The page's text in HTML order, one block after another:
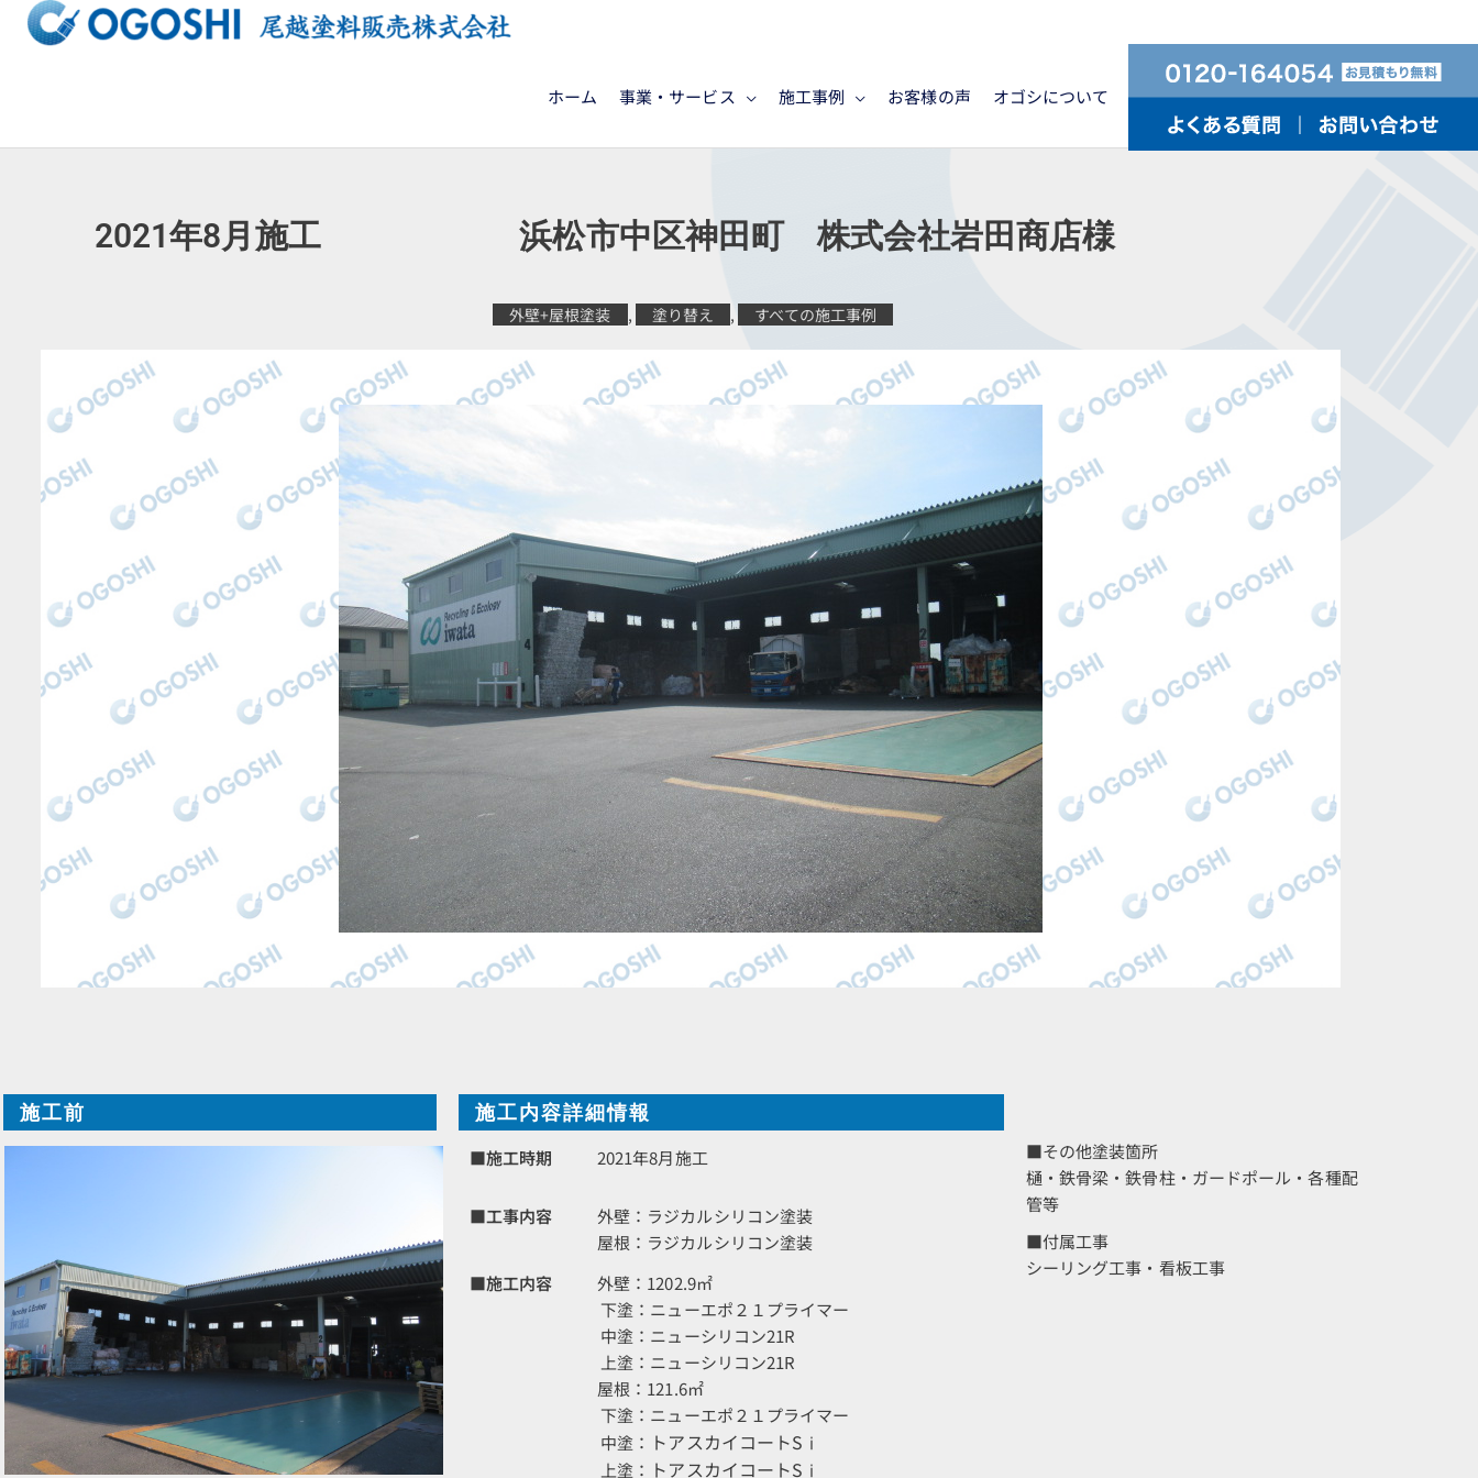
ッ
ホーム 事業・サービス 施工事例 お客様の声 オゴシについて
2021年8月施工 浜松市中区神田町 株式会社岩田商店様
外壁+屋根塗装 , 塗り替え , すべての施工事例
施工前
施工内容詳細情報
■施工時期
2021年8月施工
■工事内容
外壁：ラジカルシリコン塗装
屋根：ラジカルシリコン塗装
■施工内容
外壁：1202.9㎡
下塗：ニューエポ２１プライマー
中塗：ニューシリコン21R
上塗：ニューシリコン21R
屋根：121.6㎡
下塗：ニューエポ２１プライマー
中塗： トアスカイコートSⅰ
上塗： トアスカイコートSⅰ
■その他塗装箇所
樋・鉄骨梁・鉄骨柱・ガードポール・各種配
管等
■付属工事
シーリング工事・看板工事